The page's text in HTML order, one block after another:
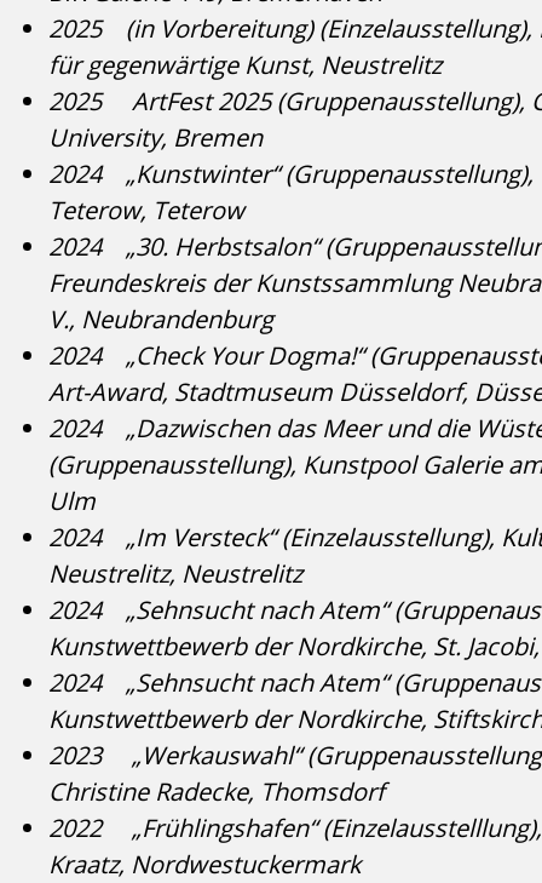
2025 (in Vorbereitung) (Einzelausstellung),
für gegenwärtige Kunst, Neustrelitz
2025 ArtFest 2025 (Gruppenausstellung),
University, Bremen
2024 „Kunstwinter“ (Gruppenausstellung),
Teterow, Teterow
2024 „30. Herbstsalon“
Freundeskreis der Kunstssammlung
V., Neubrandenburg
2024 „Check Your Dogma!“
Art-Award, Stadtmuseum Düsseldorf,
2024 „Dazwischen das Meer und die
(Gruppenausstellung), Kunstpool Galerie
Ulm
2024 „Im Versteck“ (Einzelausstellung),
Neustrelitz, Neustrelitz
2024 „Sehnsucht nach Atem“
Kunstwettbewerb der Nordkirche, St.
2024 „Sehnsucht nach Atem“
Kunstwettbewerb der Nordkirche,
2023 „Werkauswahl“
Christine Radecke, Thomsdorf
2022 „Frühlingshafen“
Kraatz, Nordwestuckermark